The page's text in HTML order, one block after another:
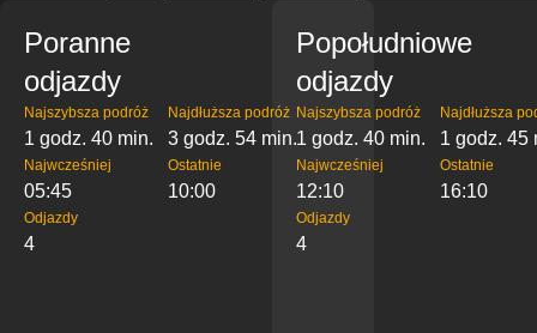
Poranne
odjazdy
Najszybsza podróż
1 godz. 40 min.
Najdłuższa podróż
3 godz. 54 min.
Najwcześniej
05:45
Ostatnie
10:00
Odjazdy
4
Popołudniowe
odjazdy
Najszybsza podróż
1 godz. 40 min.
Najdłuższa
1 godz. 45
Najwcześniej
12:10
Ostatnie
16:10
Odjazdy
4